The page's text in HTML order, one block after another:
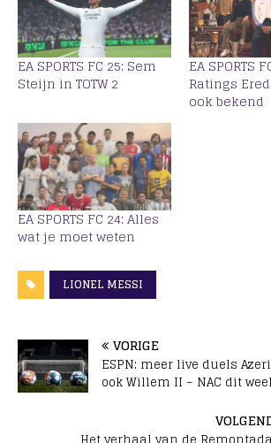
EA SPORTS FC 25: Sem
Steijn in TOTW 2
EA SPORTS
Ratings
ook bekend
EA SPORTS FC 24: Alles
wat je moet weten
LIONEL MESSI
VORIGE
ESPN: meer live duels
ook Willem II – NAC dit